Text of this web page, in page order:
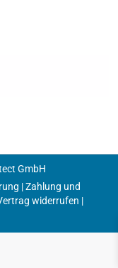
GmbH
|Zahlung und
widerrufen |